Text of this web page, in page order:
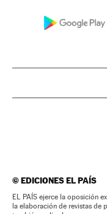
©EDICIONES EL PAÍS
EL PAÍS ejerce la oposición
la elaboración de revistas de